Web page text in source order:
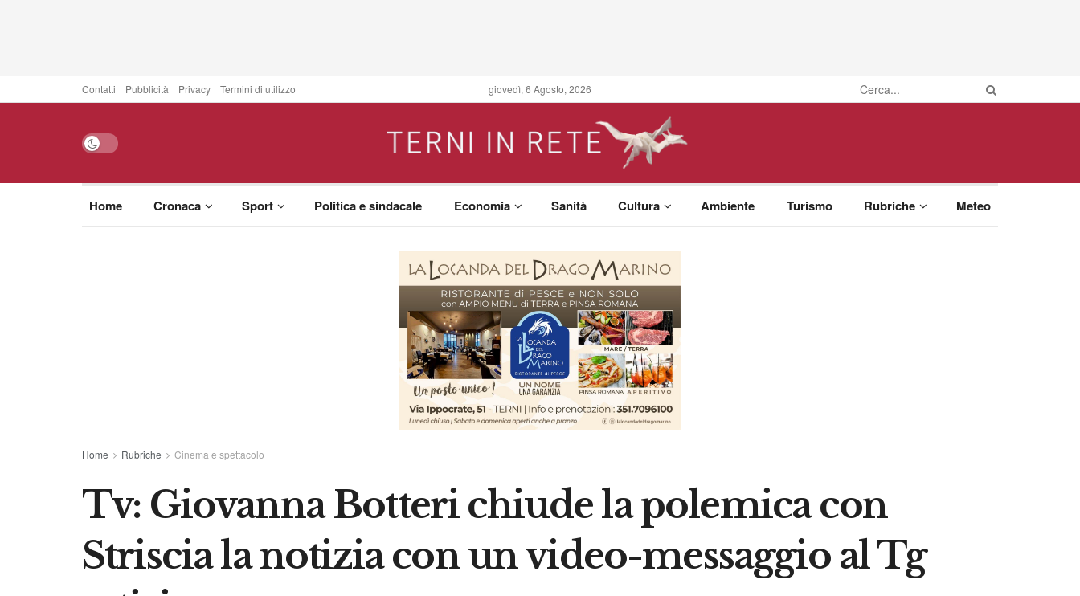
Contatti Pubblicità Privacy Termini di utilizzo giovedì, 6 Agosto, 2026
Home Cronaca Sport Politica e sindacale Economia Sanità Cultura Ambiente Turismo Rubriche Meteo
Home Rubriche Cinema e spettacolo
Tv: Giovanna Botteri chiude la polemica con
Striscia la notizia con un video-messaggio al Tg